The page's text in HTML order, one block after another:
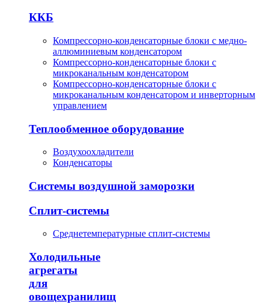
ККБ
Компрессорно-конденсаторные блоки с медно-
аллюминиевым конденсатором
Компрессорно-конденсаторные блоки с
микроканальным конденсатором
Компрессорно-конденсаторные блоки с
микроканальным конденсатором и инверторным
управлением
Теплообменное оборудование
Воздухоохладители
Конденсаторы
Системы воздушной заморозки
Сплит-системы
Среднетемпературные сплит-системы
Холодильные
агрегаты
для
овощехранилищ